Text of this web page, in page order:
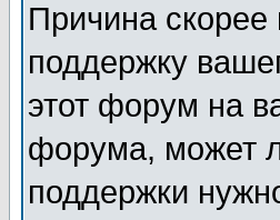
Причина скорее
поддержку
этот форум на
форума, может
поддержки